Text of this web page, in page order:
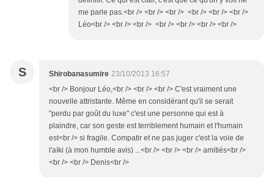
me parle pas.<br /> <br /> <br /> <br /> <br /> <br />
Léo<br /> <br /> <br /> <br /> <br /> <br /> <br />
S Shirobanasumire 23/10/2013 16:57
<br /> Bonjour Léo,<br /> <br /> <br /> C'est vraiment une
nouvelle attristante. Même en considérant qu'il se serait
"perdu par goût du luxe" c'est une personne qui est à
plaindre, car son geste est terriblement humain et l'humain
est<br /> si fragile. Compatir et ne pas juger c'est la voie de
l'aïki (à mon humble avis) ...<br /> <br /> <br /> amitiés<br />
<br /> <br /> Denis<br />